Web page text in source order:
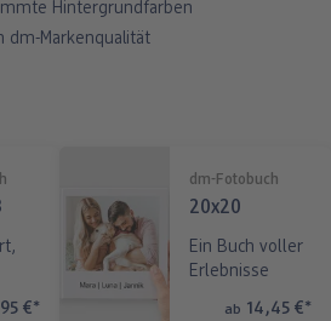
Passbild
Einsteckfoto
im Direktversand
Hintergrundfarben
dm-Markenqualität
€*
dm-Fotobuch
20x20
Ein Buch voller
Erlebnisse
ab 14,45 €*